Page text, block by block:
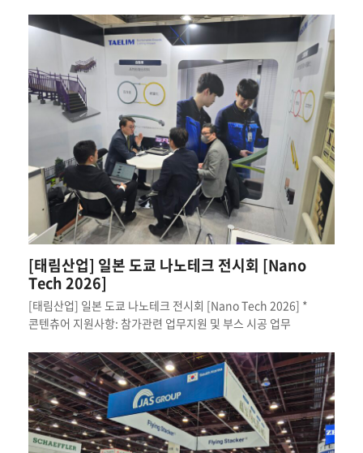
[태림산업] 일본 도쿄 나노테크 전시회 [Nano
Tech 2026]
[태림산업] 일본 도쿄 나노테크 전시회 [Nano Tech 2026] *
콘텐츄어 지원사항: 참가관련 업무지원 및 부스 시공 업무